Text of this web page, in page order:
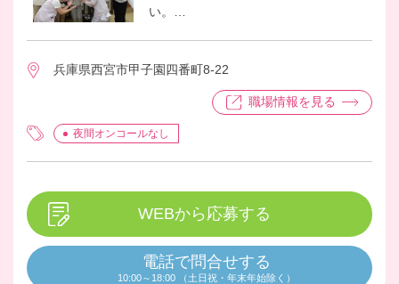
い。
ご入居者様にいつまでもお元気でお過
ごしいただくため、日常生活の中にリ
ハビリのシーンを入れることで、さら
にアクティブなご生活をご提供してい
兵庫県西宮市甲子園四番町8-22
職場情報を見る
夜間オンコールなし
WEBから応募する
電話で問合せする
10:00～18:00 （土日祝・年末年始除く）